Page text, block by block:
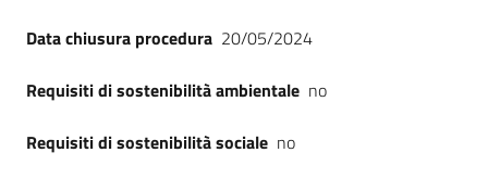
Data chiusura procedura 20/05/2024
Requisiti di sostenibilità ambientale no
Requisiti di sostenibilità sociale no